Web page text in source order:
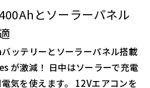
とソーラーパネル
ッテリーとソーラーパネル搭載
が激減！ 日中はソーラーで充電
気を使えます。 12Vエアコンを